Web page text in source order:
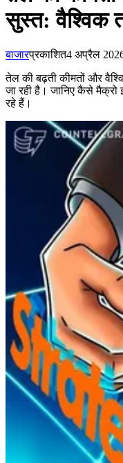
सुस्त: वैश्विक
बाजारप्रकाशित4 अप्रैल
तेल की बढ़ती कीमतों और
जा रही है। जानिए कैसे
रहे हैं।